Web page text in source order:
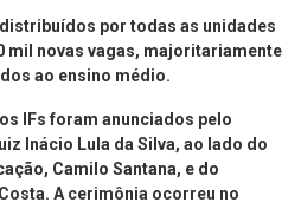
por todas as unidades
mil novas vagas, majoritariamente
ao ensino médio.
IFs foram anunciados pelo
Inácio Lula da Silva, ao lado do
Camilo Santana, e do
A cerimônia ocorreu no